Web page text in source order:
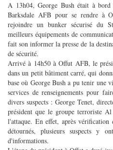
A 13h04, George Bush était à
Barksdale AFB pour se rendre à
rejoindre un bunker sécurisé du
meilleurs équipements de
fait son informer la presse de la
de sécurité.
Arrivé à 14h50 à Offut AFB, le
dans un petit bâtiment carré, qui
base où George Bush a pu tenir une
services de renseignements pour
divers suspects : George Tenet,
président que le groupe terroriste
l'attaque. En effet, après vérification
détournés, plusieurs suspects y
d'informations.